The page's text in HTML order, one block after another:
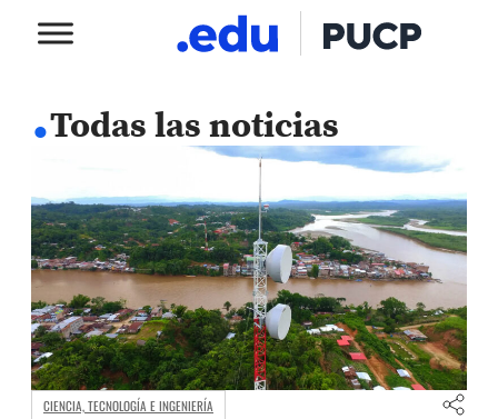
.Todas las noticias
CIENCIA, TECNOLOGÍA E INGENIERÍA